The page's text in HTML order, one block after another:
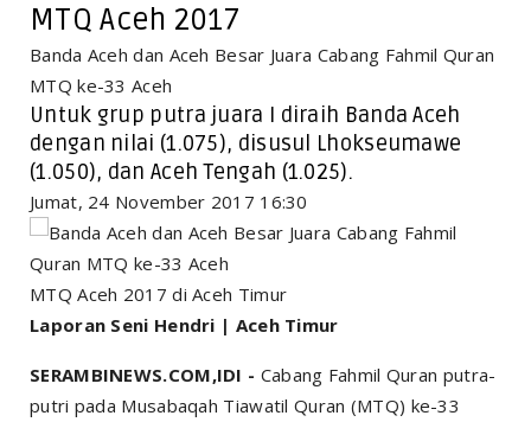
MTQ Aceh 2017
Banda Aceh dan Aceh Besar Juara Cabang Fahmil Quran
MTQ ke-33 Aceh
Untuk grup putra juara I diraih Banda Aceh
dengan nilai (1.075), disusul Lhokseumawe
(1.050), dan Aceh Tengah (1.025).
Jumat, 24 November 2017 16:30
MTQ Aceh 2017 di Aceh Timur
Laporan Seni Hendri | Aceh Timur
SERAMBINEWS.COM,IDI - Cabang Fahmil Quran putra-
putri pada Musabaqah Tiawatil Quran (MTQ) ke-33